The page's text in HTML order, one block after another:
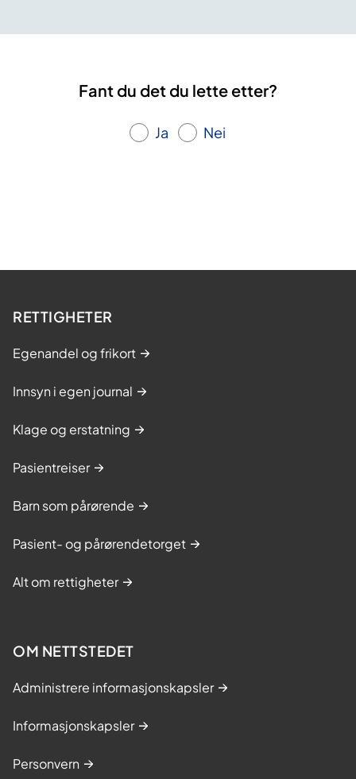
Fant du det du lette etter?
Ja Nei
RETTIGHETER
Egenandel og frikort
Innsyn i egen journal
Klage og erstatning
Pasientreiser
Barn som pårørende
Pasient- og pårørendetorget
Alt om rettigheter
OM NETTSTEDET
Administrere informasjonskapsler
Informasjonskapsler
Personvern